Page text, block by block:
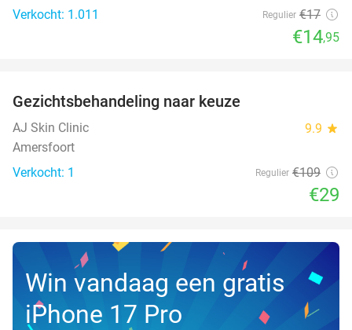
Verkocht: 1.011
Regulier €17
€14,95
TODAY
Gezichtsbehandeling naar keuze
AJ Skin Clinic 9.9 star
Amersfoort
Verkocht: 1
Regulier €109
€29
Win vandaag een gratis
iPhone 17 Pro